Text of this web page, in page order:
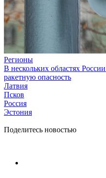
Регионы
В нескольких областях
ракетную опасность
Латвия
Псков
Россия
Эстония
Поделитесь новостью